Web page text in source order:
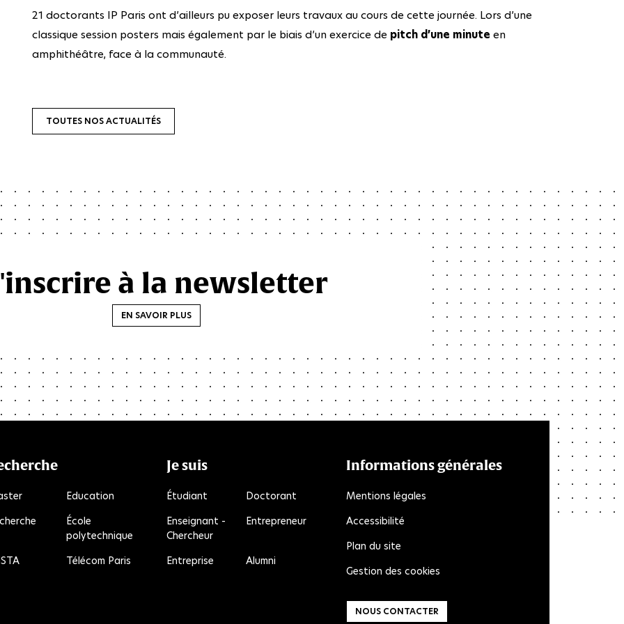
21 doctorants IP Paris ont d’ailleurs pu exposer leurs travaux au cours de cette journée. Lors d’une
classique session posters mais également par le biais d’un exercice de pitch d’une minute en
amphithéâtre, face à la communauté.
TOUTES NOS ACTUALITÉS
à la newsletter
EN SAVOIR PLUS
Education
École
polytechnique
Télécom Paris
Je suis
Étudiant
Doctorant
Enseignant -
Chercheur
Entrepreneur
Entreprise Alumni
Informations générales
Mentions légales
Accessibilité
Plan du site
Gestion des cookies
NOUS CONTACTER